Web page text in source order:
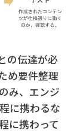
の伝達が必
め要件整理
み、エンジ
に携わるな
に携わって